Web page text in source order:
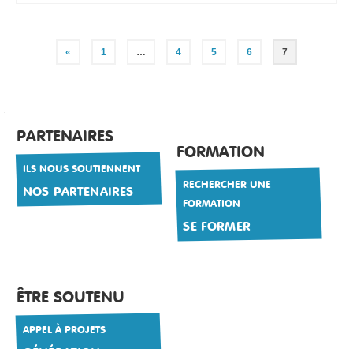
Pagination
« 1 … 4 5 6 7
PARTENAIRES
ILS NOUS SOUTIENNENT
NOS PARTENAIRES
FORMATION
RECHERCHER UNE
FORMATION
SE FORMER
ÊTRE SOUTENU
APPEL À PROJETS